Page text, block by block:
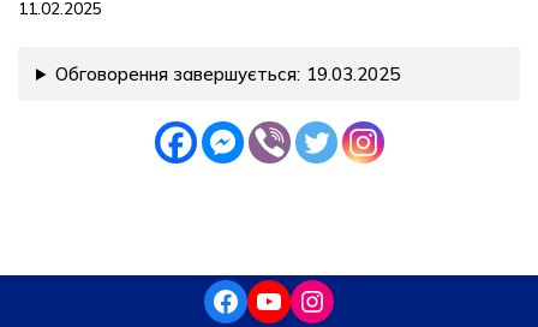
11.02.2025
Обговорення завершується: 19.03.2025